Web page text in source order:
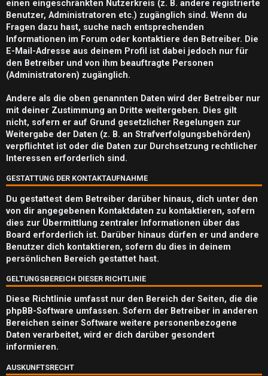
e
n
S
u
c
h
e
F
A
Q
einen eingeschränkten Nutzerkreis (z. B. andere registrierte
Benutzer, Administratoren etc.) zugänglich sind. Wenn du
Fragen dazu hast, suche nach entsprechenden
Informationen im Forum oder kontaktiere den Betreiber. Die
E-Mail-Adresse aus deinem Profil ist dabei jedoch nur für
den Betreiber und von ihm beauftragte Personen
(Administratoren) zugänglich.
Andere als die oben genannten Daten wird der Betreiber nur
mit deiner Zustimmung an Dritte weitergeben. Dies gilt
nicht, sofern er auf Grund gesetzlicher Regelungen zur
Weitergabe der Daten (z. B. an Strafverfolgungsbehörden)
verpflichtet ist oder die Daten zur Durchsetzung rechtlicher
Interessen erforderlich sind.
GESTATTUNG DER KONTAKTAUFNAHME
Du gestattest dem Betreiber darüber hinaus, dich unter den
von dir angegebenen Kontaktdaten zu kontaktieren, sofern
dies zur Übermittlung zentraler Informationen über das
Board erforderlich ist. Darüber hinaus dürfen er und andere
Benutzer dich kontaktieren, sofern du dies in deinem
persönlichen Bereich gestattet hast.
GELTUNGSBEREICH DIESER RICHTLINIE
Diese Richtlinie umfasst nur den Bereich der Seiten, die die
phpBB-Software umfassen. Sofern der Betreiber in anderen
Bereichen seiner Software weitere personenbezogene
Daten verarbeitet, wird er dich darüber gesondert
informieren.
AUSKUNFTSRECHT